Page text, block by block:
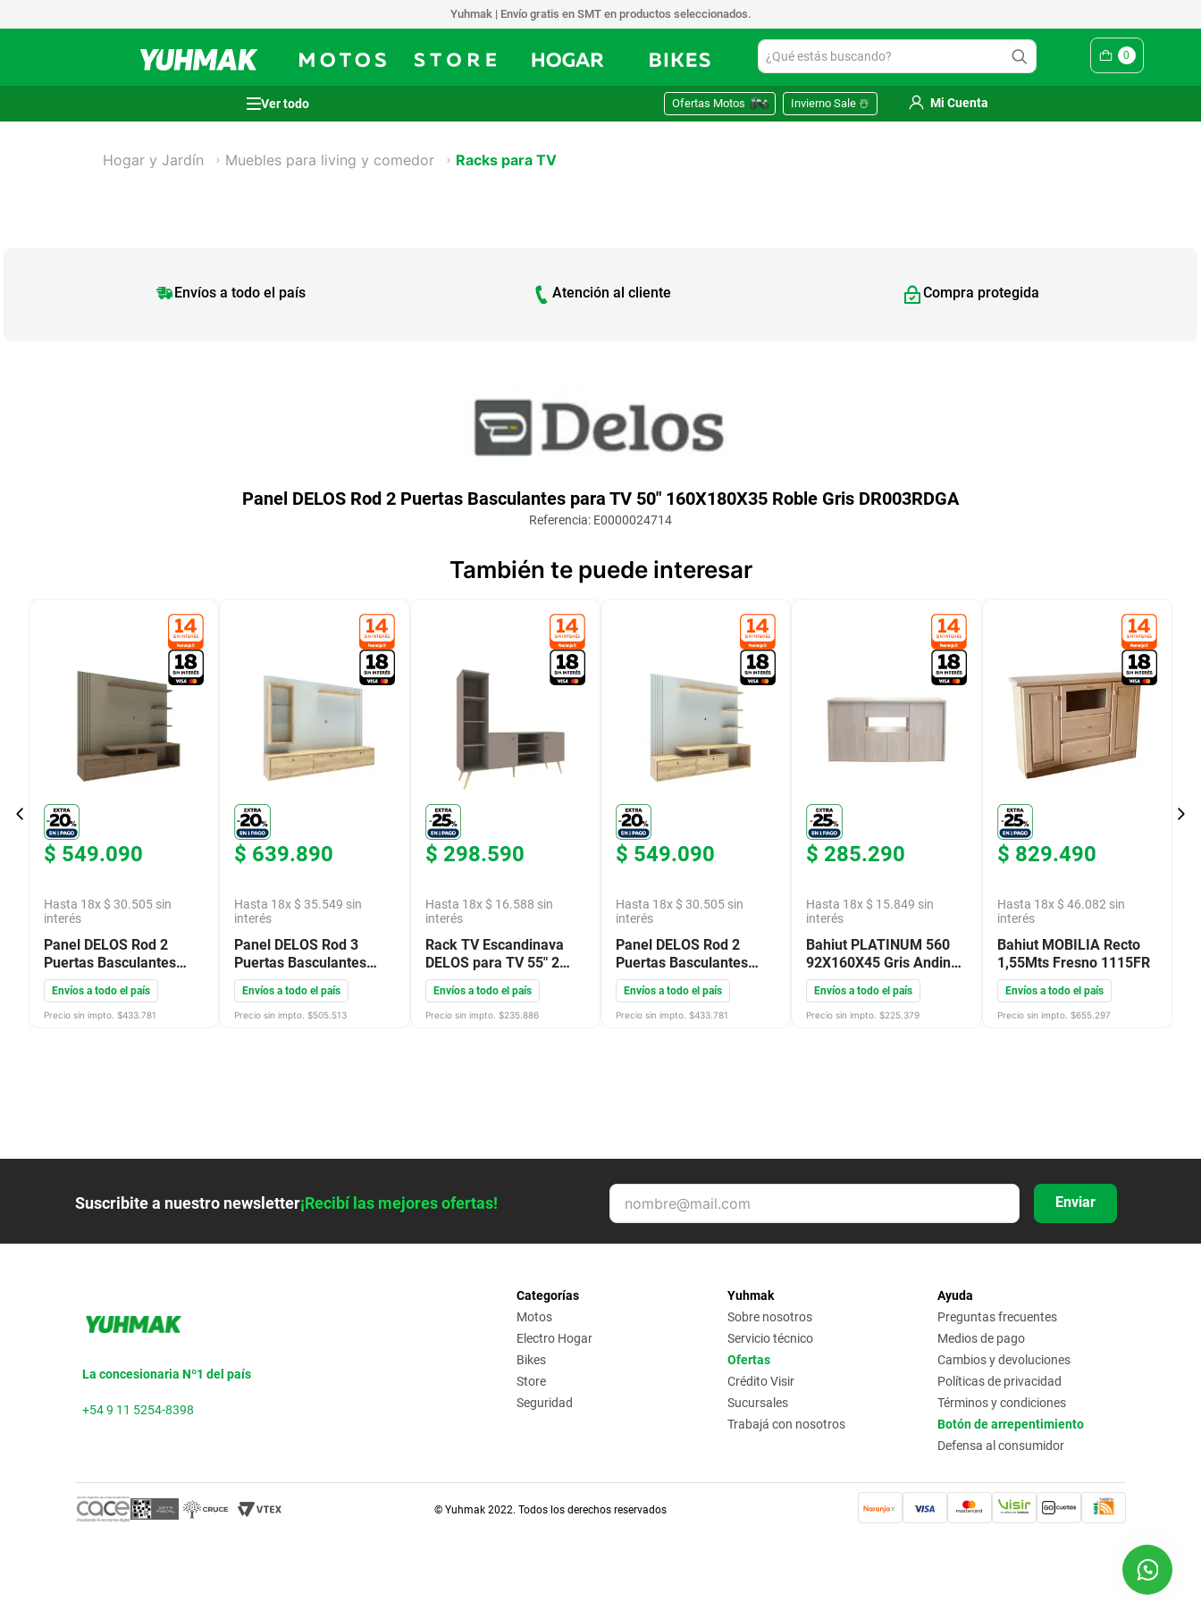
Yuhmak | Envío gratis en SMT en productos seleccionados.
¿Qué estás buscando? 0
Ofertas Motos Invierno Sale ☃️ Mi Cuenta
Hogar y Jardín Muebles para living y comedor Racks para TV
Envíos a todo el país Atención al cliente Compra protegida
Panel DELOS Rod 2 Puertas Basculantes para TV 50" 160X180X35 Roble Gris DR003RDGA
Referencia: E0000024714
También te puede interesar
$ 549.090
Hasta 18x $ 30.505sin
interés
Panel DELOS Rod 2
Puertas Basculantes
para TV 50"
160X180X35 Roble Gris
DR003RDGA
Envíos a todo el país
Precio sin impto. $433.781
$ 639.890
Hasta 18x $ 35.549 sin
interés
Panel DELOS Rod 3
Puertas Basculantes
Estantes de Vidrio para
TV 60" Roble Blanco
151X200X35
Envíos a todo el país
Precio sin impto. $505.513
$ 298.590
Hasta 18x $ 16.588 sin
interés
Rack TV Escandinava
DELOS para TV 55" 2
Puertas 140X155X35
Gris DL883GC
Envíos a todo el país
Precio sin impto. $235.886
$ 549.090
Hasta 18x $ 30.505sin
interés
Panel DELOS Rod 2
Puertas Basculantes
para TV 50"
160X180X35 Roble
Blanco DR003RNBL
Envíos a todo el país
Precio sin impto. $433.781
$ 285.290
Hasta 18x $ 15.849 sin
interés
Bahiut PLATINUM 560
92X160X45 Gris Andino
56009
Envíos a todo el país
Precio sin impto. $225.379
$ 829.490
Hasta 18x $ 46.082 sin
interés
Bahiut MOBILIA Recto
1,55Mts Fresno 1115FR
Envíos a todo el país
Precio sin impto. $655.297
Suscribite a nuestro newsletter¡Recibí las mejores ofertas! Enviar
La concesionaria Nº1 del país
+54 9 11 5254-8398
Categorías
Motos
Electro Hogar
Bikes
Store
Seguridad
Yuhmak
Sobre nosotros
Servicio técnico
Ofertas
Crédito Visir
Sucursales
Trabajá con nosotros
Ayuda
Preguntas frecuentes
Medios de pago
Cambios y devoluciones
Políticas de privacidad
Términos y condiciones
Botón de arrepentimiento
Defensa al consumidor
© Yuhmak 2022. Todos los derechos reservados